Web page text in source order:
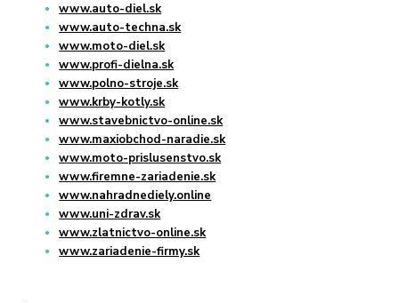
www.auto-diel.sk
www.auto-techna.sk
www.moto-diel.sk
www.profi-dielna.sk
www.polno-stroje.sk
www.krby-kotly.sk
www.stavebnictvo-online.sk
www.maxiobchod-naradie.sk
www.moto-prislusenstvo.sk
www.firemne-zariadenie.sk
www.nahradnediely.online
www.uni-zdrav.sk
www.zlatnictvo-online.sk
www.zariadenie-firmy.sk